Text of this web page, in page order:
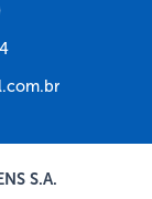
S.A.